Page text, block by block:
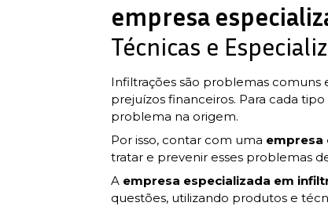
empresa
Técnicas e
Infiltrações são problemas comuns
prejuízos financeiros. Para cada
problema na origem.
Por isso, contar com uma empresa
tratar e prevenir esses problemas
A empresa especializada em
questões, utilizando produtos e